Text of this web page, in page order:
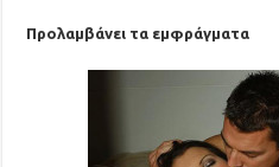
Προλαμβάνει τα εμφράγματα